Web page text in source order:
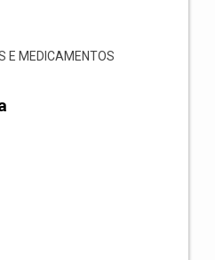
E MEDICAMENTOS